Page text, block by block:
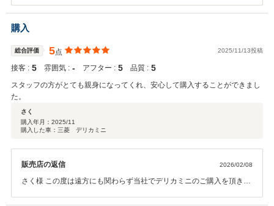
大変申し訳ありません。 嬉しい口コミを頂きありがとうございます。
納期を大変お待たせしてしまい申し訳ありませんでした。 バックドア
もちろんお近くのディーラー様でもメーカー保証を引き続き受けて頂
けますので、ご安心頂ければと思います。 私よりもお車に詳しいので
お役に立てることは少ないかもしれませんが、またご質問等あれば遠
慮なくお知らせください。 普通車も取り扱いしておりますので、お気
購入
総合評価 5点 2025/11/13投稿
接客 : 5 雰囲気 : ‐ アフター : 5 品質 : 5
スタッフの方がとても親身になってくれ、安心して購入することができまし
た。
さく
購入年月： 2025/11
購入した車：三菱 デリカミニ
販売店の返信 2026/02/08
さく様 この度は遠方にも関わらず当社でデリカミニのご購入を頂きあ
で、なおかつご来店頂くことが難しい方へは、特に不安を感じさせて